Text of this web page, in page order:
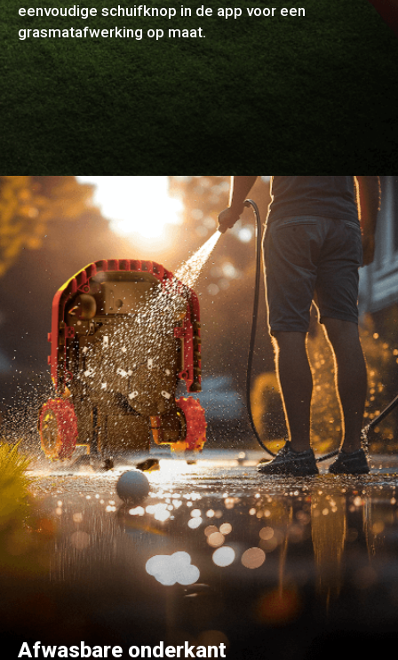
eenvoudige schuifknop in de app voor een
grasmatafwerking op maat.
Afwasbare onderkant